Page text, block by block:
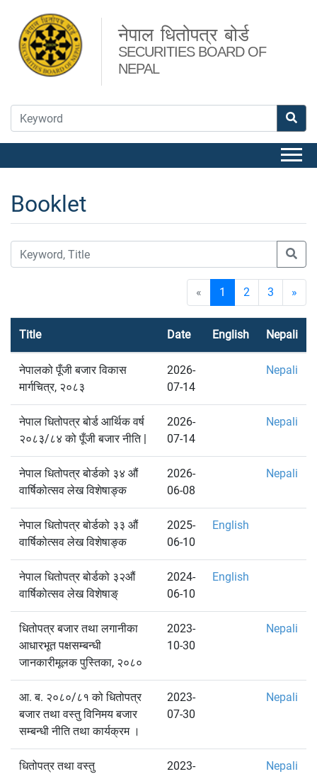
नेपाल धितोपत्र बोर्ड
SECURITIES BOARD OF
NEPAL
Booklet
« 1 2 3 »
Title Date English Nepali
नेपालको पूँजी बजार विकास
मार्गचित्र, २०८३
2026-
07-14
Nepali
नेपाल धितोपत्र बोर्ड आर्थिक वर्ष
२०८३/८४ को पूँजी बजार नीति |
2026-
07-14
Nepali
नेपाल धितोपत्र बोर्डको ३४ औं
वार्षिकोत्सव लेख विशेषाङ्क
2026-
06-08
Nepali
नेपाल धितोपत्र बोर्डको ३३ औं
वार्षिकोत्सव लेख विशेषाङ्क
2025-
06-10
English
नेपाल धितोपत्र बोर्डको ३२औं
वार्षिकोत्सव लेख विशेषाङ्
2024-
06-10
English
धितोपत्र बजार तथा लगानीका
आधारभूत पक्षसम्बन्धी
जानकारीमूलक पुस्तिका, २०८०
2023-
10-30
Nepali
आ. ब. २०८०/८१ को धितोपत्र
बजार तथा वस्तु विनिमय बजार
सम्बन्धी नीति तथा कार्यक्रम ।
2023-
07-30
Nepali
धितोपत्र तथा वस्तु
2023-
Nepali